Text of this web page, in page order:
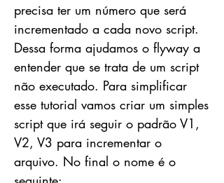
precisa ter um número que será
incrementado a cada novo script.
Dessa forma ajudamos o flyway a
entender que se trata de um script
não executado. Para simplificar
esse tutorial vamos criar um simples
script que irá seguir o padrão V1,
V2, V3 para incrementar o
arquivo. No final o nome é o